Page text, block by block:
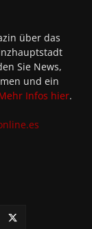
über das
Sie News,
und ein
Infos hier.